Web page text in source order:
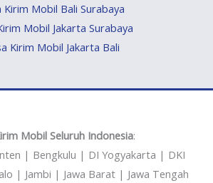
Kirim Mobil Bali Surabaya
Mobil Jakarta Surabaya
Kirim Mobil Jakarta Bali
Mobil Seluruh Indonesia:
| Bengkulu | DI Yogyakarta | DKI
| Jambi | Jawa Barat | Jawa Tengah